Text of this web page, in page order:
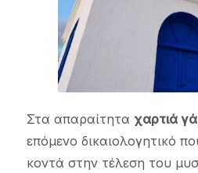
Στα απαραίτητα χαρτιά
επόμενο δικαιολογητικό
κοντά στην τέλεση του